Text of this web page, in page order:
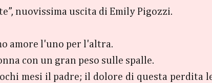
nuovissima uscita di Emily Pigozzi.
amore l'uno per l'altra.
con un gran peso sulle spalle.
mesi il padre; il dolore di questa perdita